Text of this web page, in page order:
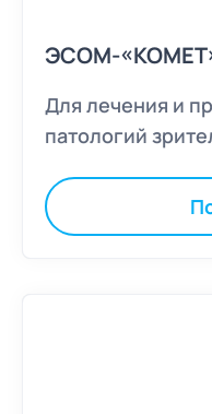
ЭСОМ-
Для лечения и
патологий